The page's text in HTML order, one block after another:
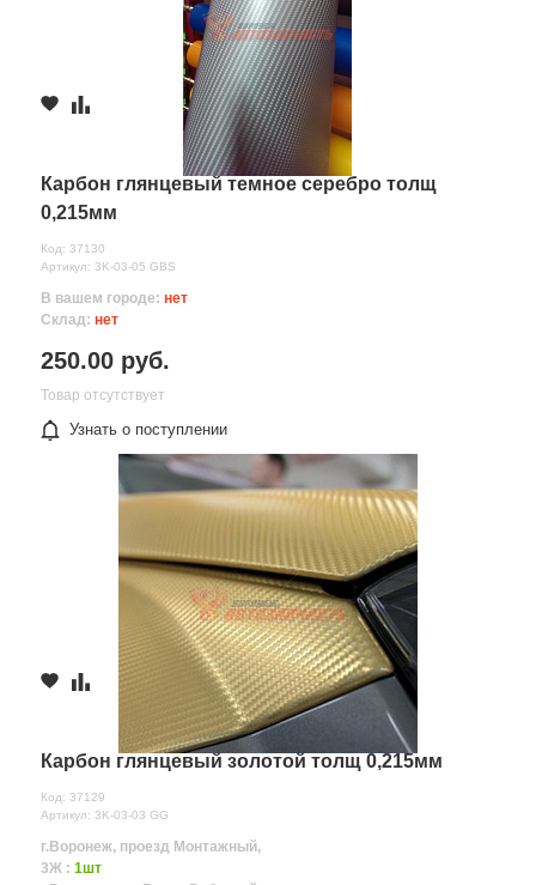
Карбон глянцевый темное серебро толщ
0,215мм
Код: 37130
Артикул: 3K-03-05 GBS
В вашем городе: нет
Склад: нет
250.00 руб.
Товар отсутствует
Узнать о поступлении
Карбон глянцевый золотой толщ 0,215мм
Код: 37129
Артикул: 3K-03-03 GG
г.Воронеж, проезд Монтажный,
3Ж : 1шт